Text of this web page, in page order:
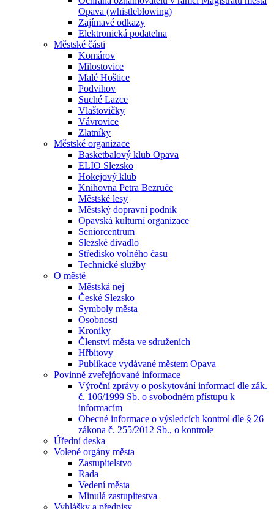
Opava (whistleblowing)
Zajímavé odkazy
Elektronická podatelna
Městské části
Komárov
Milostovice
Malé Hoštice
Podvihov
Suché Lazce
Vlaštovičky
Vávrovice
Zlatníky
Městské organizace
Basketbalový klub Opava
ELIO Slezsko
Hokejový klub
Knihovna Petra Bezruče
Městské lesy
Městský dopravní podnik
Opavská kulturní organizace
Seniorcentrum
Slezské divadlo
Středisko volného času
Technické služby
O městě
Městská nej
České Slezsko
Symboly města
Osobnosti
Kroniky
Členství města ve sdruženích
Hřbitovy
Publikace vydávané městem Opava
Povinně zveřejňované informace
Výroční zprávy o poskytování informací dle zák.
č. 106/1999 Sb. o svobodném přístupu k
informacím
Obecné informace o výsledcích kontrol dle § 26
zákona č. 255/2012 Sb., o kontrole
Úřední deska
Volené orgány města
Zastupitelstvo
Rada
Vedení města
Minulá zastupitestva